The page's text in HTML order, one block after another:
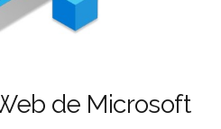
de Microsoft